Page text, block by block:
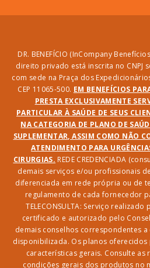
DR. BENEFÍCIO (InCompany
direito privado está inscrita no CNPJ
com sede na Praça dos
CEP 11065-500. EM BENEFÍCIOS
PRESTA EXCLUSIVAMENTE
PARTICULAR À SAÚDE DE SEUS
NA CATEGORIA DE PLANO DE
SUPLEMENTAR, ASSIM COMO NÃO
ATENDIMENTO PARA
CIRURGIAS. REDE CREDENCIADA
demais serviços e/ou profissionais
diferenciada em rede própria ou de
regulamento de cada fornecedor
TELECONSULTA: Serviço
certificado e autorizado pelo
demais conselhos correspondentes
disponibilizada. Os planos oferecidos
características gerais. Consulte as
condições gerais dos produtos no